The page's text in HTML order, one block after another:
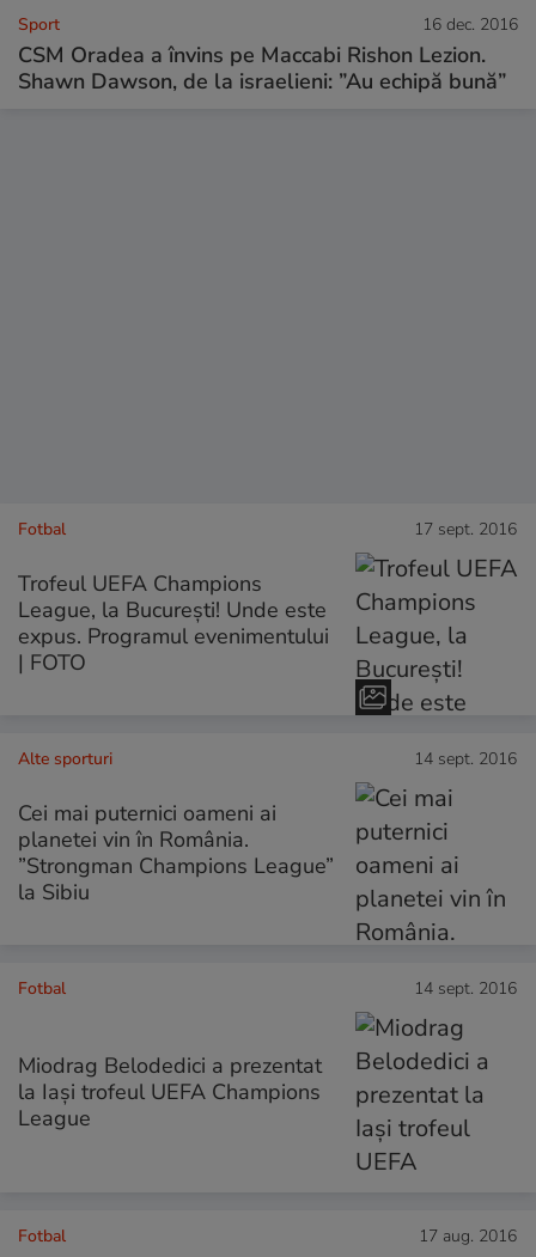
Sport 16 dec. 2016
CSM Oradea a învins pe Maccabi Rishon Lezion.
Shawn Dawson, de la israelieni: ”Au echipă bună”
Fotbal 17 sept. 2016
Trofeul UEFA Champions
League, la București! Unde este
expus. Programul evenimentului
| FOTO
Alte sporturi 14 sept. 2016
Cei mai puternici oameni ai
planetei vin în România.
”Strongman Champions League”
la Sibiu
Fotbal 14 sept. 2016
Miodrag Belodedici a prezentat
la Iaşi trofeul UEFA Champions
League
Fotbal 17 aug. 2016